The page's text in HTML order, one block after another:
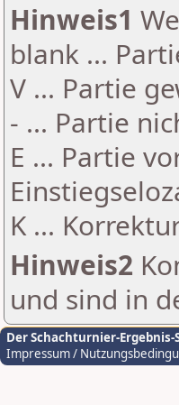
Hinweis1
blank ...
V ... Partie
- ... Partie
E ... Partie
K ...
Hinweis2
und sind in
Der Schachturnier-Ergebnis-
Impressum /